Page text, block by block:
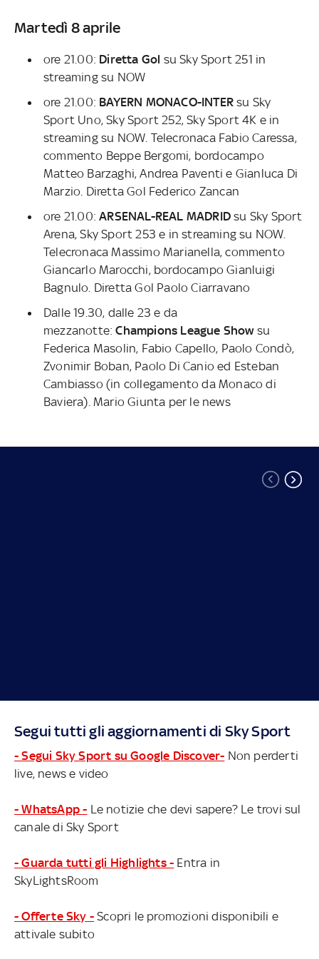
Martedì 8 aprile
ore 21.00: Diretta Gol su Sky Sport 251 in
streaming su NOW
ore 21.00: BAYERN MONACO-INTER su Sky
Sport Uno, Sky Sport 252, Sky Sport 4K e in
streaming su NOW. Telecronaca Fabio Caressa,
commento Beppe Bergomi, bordocampo
Matteo Barzaghi, Andrea Paventi e Gianluca Di
Marzio. Diretta Gol Federico Zancan
ore 21.00:ARSENAL-REAL MADRID su Sky Sport
Arena, Sky Sport 253 e in streaming su NOW.
Telecronaca Massimo Marianella, commento
Giancarlo Marocchi, bordocampo Gianluigi
Bagnulo. Diretta Gol Paolo Ciarravano
Dalle 19.30, dalle 23 e da
mezzanotte:Champions League Showsu
Federica Masolin, Fabio Capello, Paolo Condò,
Zvonimir Boban, Paolo Di Canio ed Esteban
Cambiasso (in collegamento da Monaco di
Baviera). Mario Giunta per le news
Segui tutti gli aggiornamenti di Sky Sport
- Segui Sky Sport su Google Discover- Non perderti
live, news e video
- WhatsApp - Le notizie che devi sapere? Le trovi sul
canale di Sky Sport
- Guarda tutti gli Highlights - Entra in
SkyLightsRoom
- Offerte Sky - Scopri le promozioni disponibili e
attivale subito